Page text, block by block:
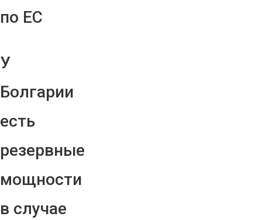
по ЕС
У
Болгарии
есть
резервные
мощности
в случае